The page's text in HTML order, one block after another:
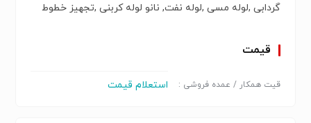
گردابی ,لوله مسی ,لوله نفت, نانو لوله کربنی ,تجهیز خطوط
قیمت
قیت همکار / عمده فروشی : استعلام قیمت